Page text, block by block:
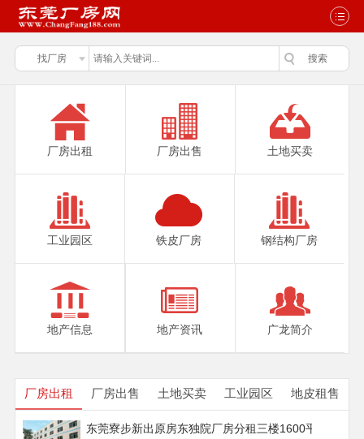
厂房出租 厂房出售 土地买卖
工业园区 铁皮厂房 钢结构厂房
地产信息 地产资讯 广龙简介
厂房出租 厂房出售 土地买卖 工业园区 地皮租售
东莞寮步新出原房东独院厂房分租三楼1600平方带地